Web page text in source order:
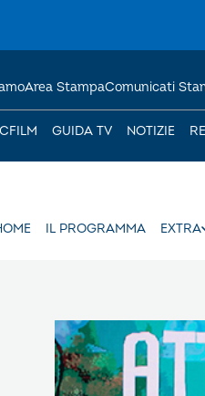
GUIDA TV NOTIZIE
Area StampaComunicati
IL PROGRAMMA EXTRA